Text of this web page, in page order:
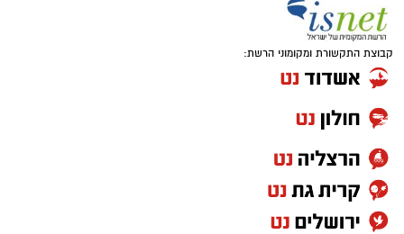
קבוצת התקשורת ומקומוני הרשת: